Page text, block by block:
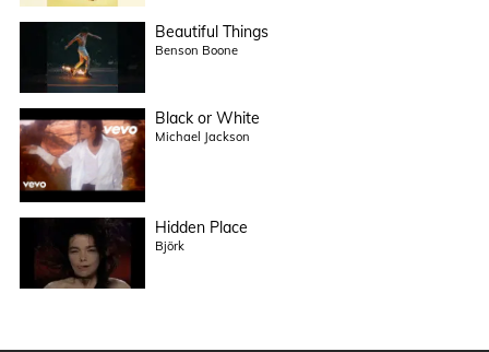
Beautiful Things
Benson Boone
Black or White
Michael Jackson
Hidden Place
Björk